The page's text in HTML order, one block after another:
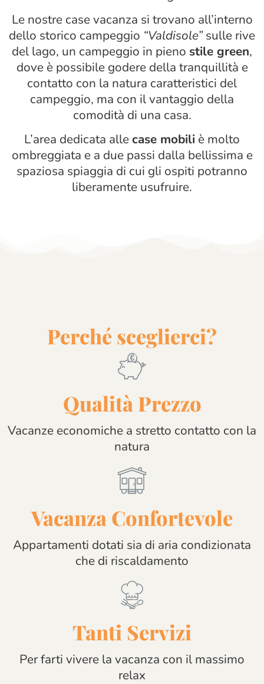
Le nostre case vacanza si trovano all’interno
dello storico campeggio “Valdisole”sulle rive
del lago, un campeggio in pieno stile green,
dove è possibile godere della tranquillità e
contatto con la natura caratteristici del
campeggio, ma con il vantaggio della
comodità di una casa.
L’area dedicata allecase mobili è molto
ombreggiata e a due passi dalla bellissima e
spaziosa spiaggia di cui gli ospiti potranno
liberamente usufruire.
Perché sceglierci?
Qualità Prezzo
Vacanze economiche a stretto contatto con la
natura
Vacanza Confortevole
Appartamenti dotati sia di aria condizionata
che di riscaldamento
Tanti Servizi
Per farti vivere la vacanza con il massimo
relax